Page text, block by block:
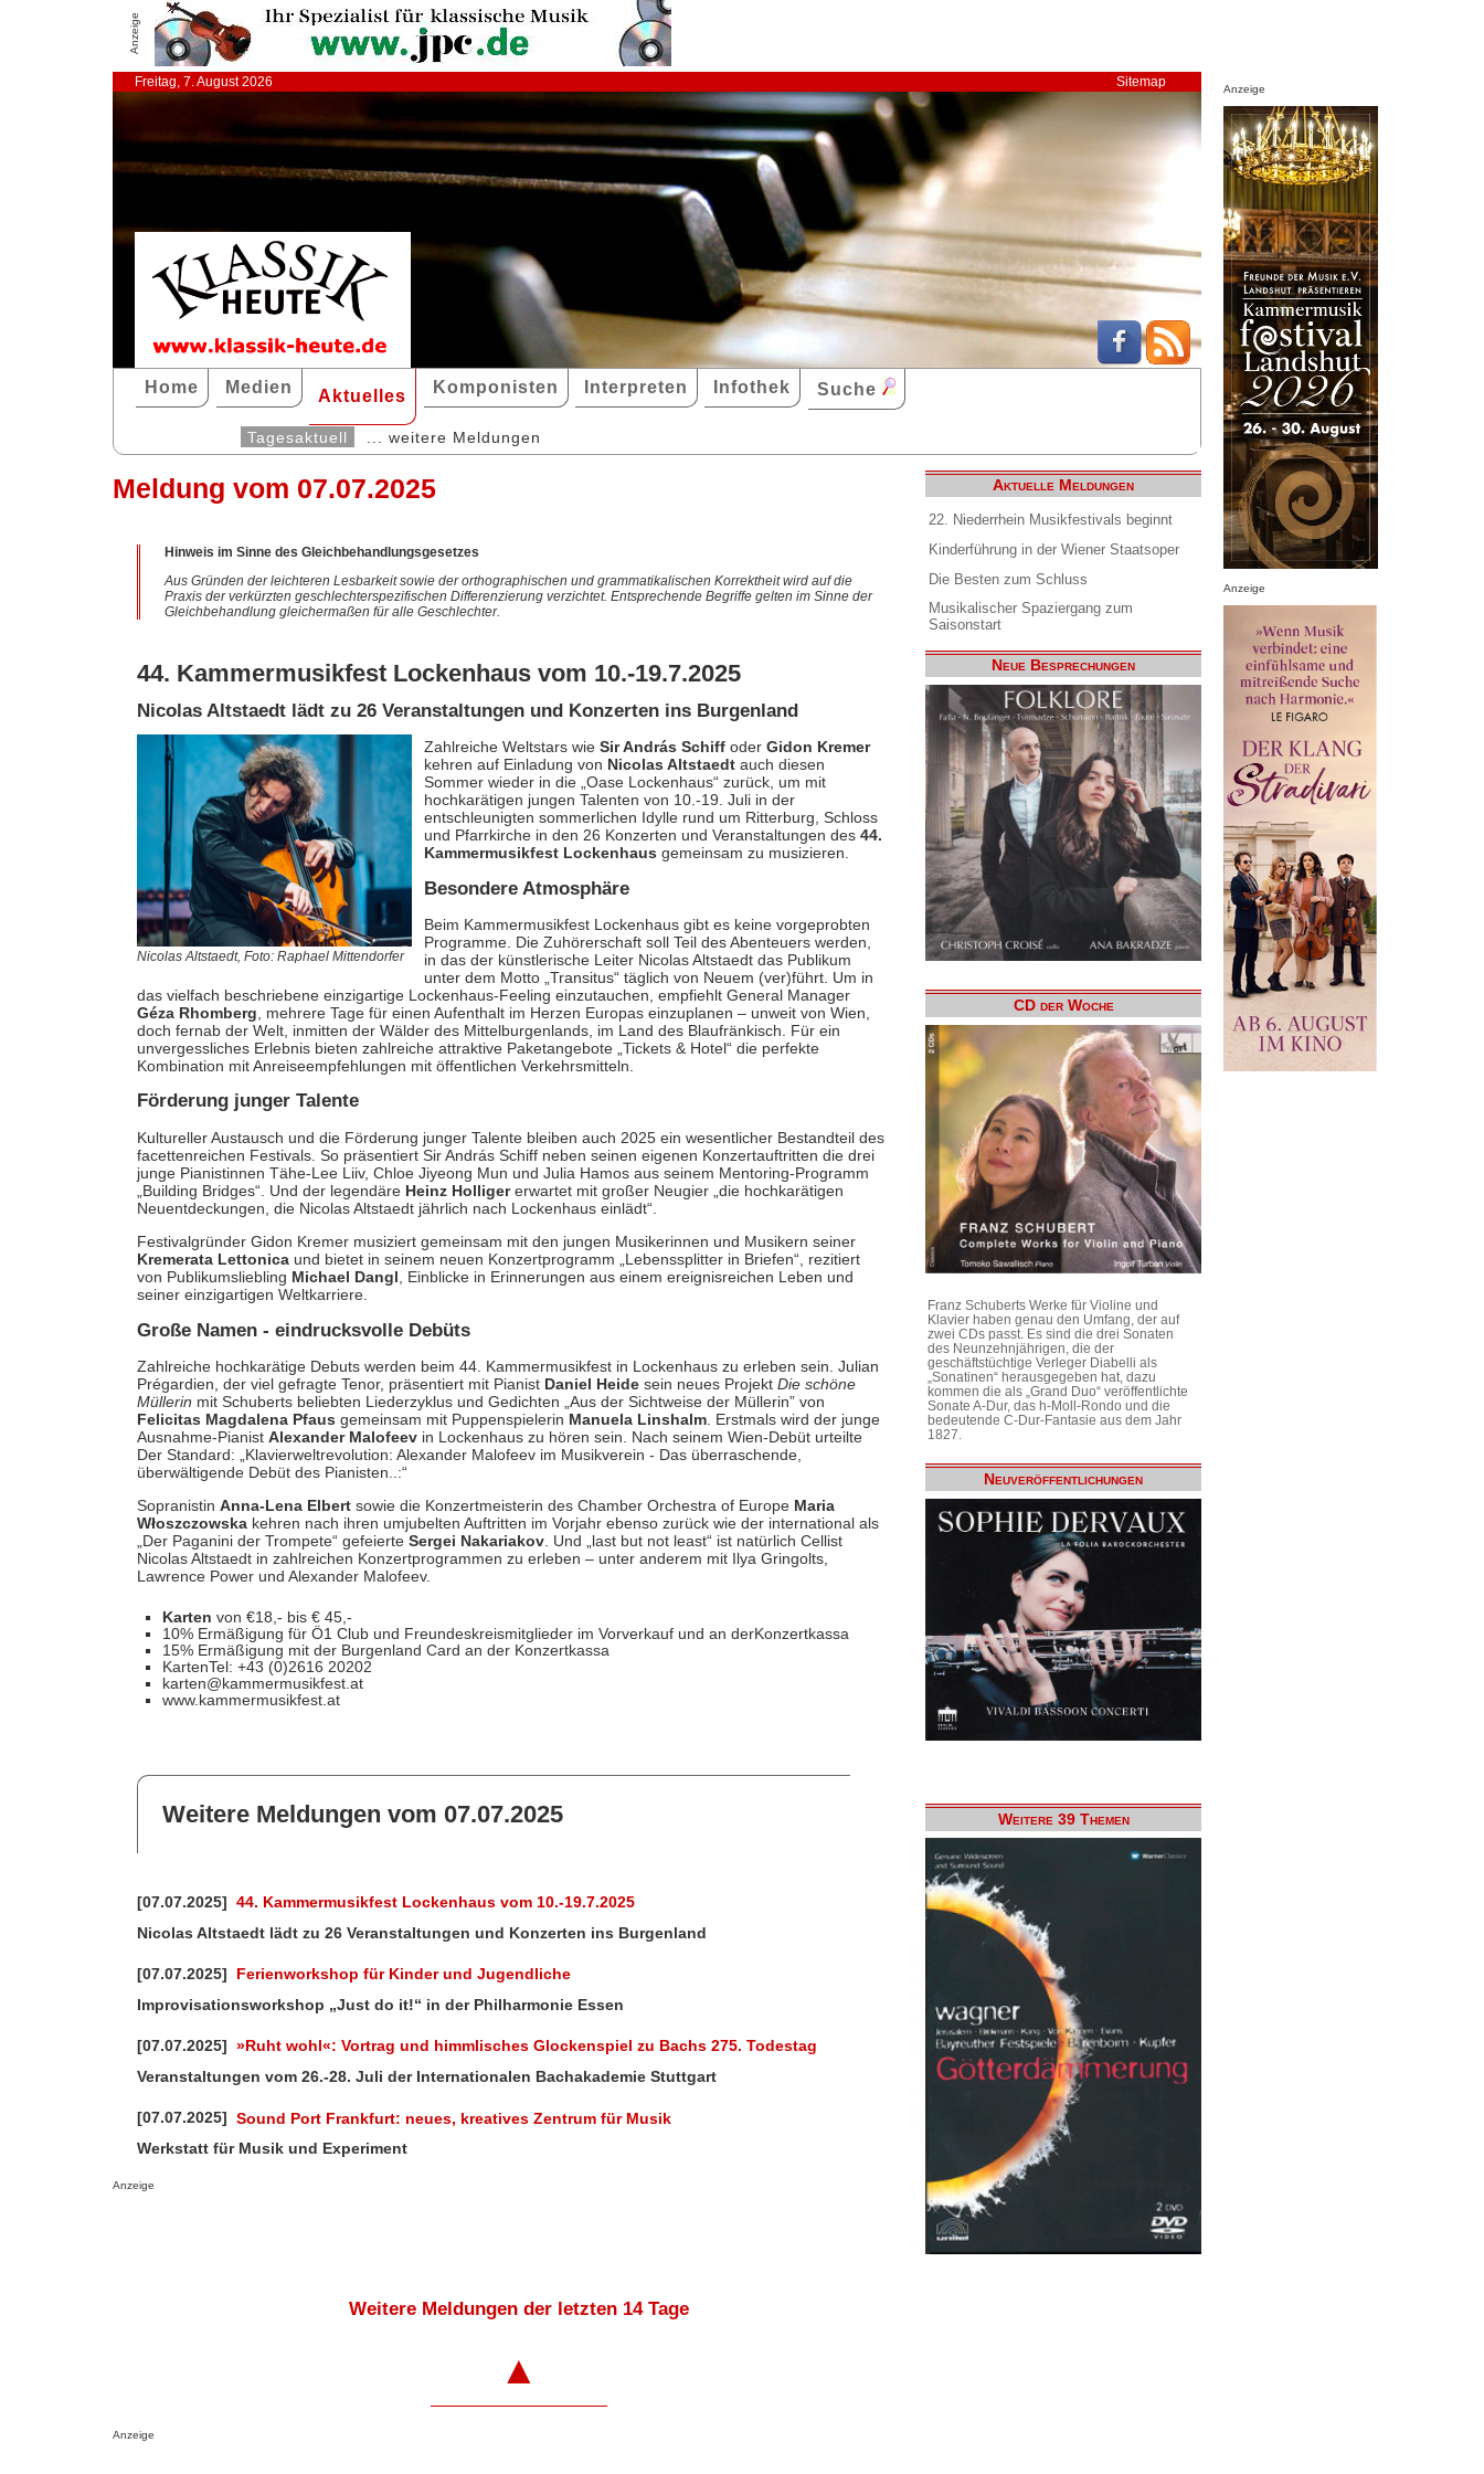
Anzeige
Freitag, 7. August 2026 Sitemap
Home Medien Aktuelles Komponisten Interpreten Infothek Suche
Tagesaktuell ... weitere Meldungen
Meldung vom 07.07.2025
Hinweis im Sinne des Gleichbehandlungsgesetzes
Aus Gründen der leichteren Lesbarkeit sowie der orthographischen und grammatikalischen Korrektheit wird auf die
Praxis der verkürzten geschlechterspezifischen Differenzierung verzichtet. Entsprechende Begriffe gelten im Sinne der
Gleichbehandlung gleichermaßen für alle Geschlechter.
44. Kammermusikfest Lockenhaus vom 10.-19.7.2025
Nicolas Altstaedt lädt zu 26 Veranstaltungen und Konzerten ins Burgenland
Nicolas Altstaedt, Foto: Raphael Mittendorfer
Zahlreiche Weltstars wie Sir András Schiffoder Gidon Kremer
kehren auf Einladung von Nicolas Altstaedtauch diesen
Sommer wieder in die „Oase Lockenhaus“ zurück, um mit
hochkarätigen jungen Talenten von 10.-19. Juli in der
entschleunigten sommerlichen Idylle rund um Ritterburg, Schloss
und Pfarrkirche in den 26 Konzerten und Veranstaltungen des 44.
Kammermusikfest Lockenhaus gemeinsam zu musizieren.
Besondere Atmosphäre
Beim Kammermusikfest Lockenhaus gibt es keine vorgeprobten
Programme. Die Zuhörerschaft soll Teil des Abenteuers werden,
in das der künstlerische Leiter Nicolas Altstaedt das Publikum
unter dem Motto „Transitus“ täglich von Neuem (ver)führt. Um in
das vielfach beschriebene einzigartige Lockenhaus-Feeling einzutauchen, empfiehlt General Manager
Géza Rhomberg , mehrere Tage für einen Aufenthalt im Herzen Europas einzuplanen – unweit von Wien,
doch fernab der Welt, inmitten der Wälder des Mittelburgenlands, im Land des Blaufränkisch. Für ein
unvergessliches Erlebnis bieten zahlreiche attraktive Paketangebote „Tickets & Hotel“ die perfekte
Kombination mit Anreiseempfehlungen mit öffentlichen Verkehrsmitteln.
Förderung junger Talente
Kultureller Austausch und die Förderung junger Talente bleiben auch 2025 ein wesentlicher Bestandteil des
facettenreichen Festivals. So präsentiert Sir András Schiff neben seinen eigenen Konzertauftritten die drei
junge Pianistinnen Tähe-Lee Liiv, Chloe Jiyeong Mun und Julia Hamos aus seinem Mentoring-Programm
„Building Bridges“. Und der legendäre Heinz Holligererwartet mit großer Neugier „die hochkarätigen
Neuentdeckungen, die Nicolas Altstaedt jährlich nach Lockenhaus einlädt“.
Festivalgründer Gidon Kremer musiziert gemeinsam mit den jungen Musikerinnen und Musikern seiner
Kremerata Lettonicaund bietet in seinem neuen Konzertprogramm „Lebenssplitter in Briefen“, rezitiert
von Publikumsliebling Michael Dangl, Einblicke in Erinnerungen aus einem ereignisreichen Leben und
seiner einzigartigen Weltkarriere.
Große Namen - eindrucksvolle Debüts
Zahlreiche hochkarätige Debuts werden beim 44. Kammermusikfest in Lockenhaus zu erleben sein. Julian
Prégardien, der viel gefragte Tenor, präsentiert mit Pianist Daniel Heidesein neues Projekt Die schöne
Müllerin mit Schuberts beliebten Liederzyklus und Gedichten „Aus der Sichtweise der Müllerin” von
Felicitas Magdalena Pfaus gemeinsam mit Puppenspielerin Manuela Linshalm. Erstmals wird der junge
Ausnahme-Pianist Alexander Malofeevin Lockenhaus zu hören sein. Nach seinem Wien-Debüt urteilte
Der Standard: „Klavierweltrevolution: Alexander Malofeev im Musikverein - Das überraschende,
überwältigende Debüt des Pianisten..:“
Sopranistin Anna-Lena Elbertsowie die Konzertmeisterin des Chamber Orchestra of Europe Maria
Włoszczowskakehren nach ihren umjubelten Auftritten im Vorjahr ebenso zurück wie der international als
„Der Paganini der Trompete“ gefeierte Sergei Nakariakov. Und „last but not least“ ist natürlich Cellist
Nicolas Altstaedt in zahlreichen Konzertprogrammen zu erleben – unter anderem mit Ilya Gringolts,
Lawrence Power und Alexander Malofeev.
Karten von €18,- bis € 45,-
10% Ermäßigung für Ö1 Club und Freundeskreismitglieder im Vorverkauf und an derKonzertkassa
15% Ermäßigung mit der Burgenland Card an der Konzertkassa
KartenTel: +43 (0)2616 20202
karten@kammermusikfest.at
www.kammermusikfest.at
Weitere Meldungen vom 07.07.2025
[07.07.2025] 44. Kammermusikfest Lockenhaus vom 10.-19.7.2025
Nicolas Altstaedt lädt zu 26 Veranstaltungen und Konzerten ins Burgenland
[07.07.2025]
Ferienworkshop für Kinder und Jugendliche
Improvisationsworkshop „Just do it!“ in der Philharmonie Essen
[07.07.2025] »Ruht wohl«: Vortrag und himmlisches Glockenspiel zu Bachs 275. Todestag
Veranstaltungen vom 26.-28. Juli der Internationalen Bachakademie Stuttgart
[07.07.2025] Sound Port Frankfurt: neues, kreatives Zentrum für Musik
Werkstatt für Musik und Experiment
Anzeige
Weitere Meldungen der letzten 14 Tage
▲
Anzeige
Aktuelle Meldungen
22. Niederrhein Musikfestivals beginnt
Kinderführung in der Wiener Staatsoper
Die Besten zum Schluss
Musikalischer Spaziergang zum
Saisonstart
Neue Besprechungen
CD der Woche
Franz Schuberts Werke für Violine und
Klavier haben genau den Umfang, der auf
zwei CDs passt. Es sind die drei Sonaten
des Neunzehnjährigen, die der
geschäftstüchtige Verleger Diabelli als
„Sonatinen“ herausgegeben hat, dazu
kommen die als „Grand Duo“ veröffentlichte
Sonate A-Dur, das h-Moll-Rondo und die
bedeutende C-Dur-Fantasie aus dem Jahr
1827.
Neuveröffentlichungen
Weitere 39 Themen
Anzeige
Anzeige